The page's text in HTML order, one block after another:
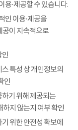
용·제공할 수 있습니다.
인 이용·제공을
공이 지속적으로
인
특성 상 개인정보의
인
기 위해 제공되는
지 않는지 여부 확인
위한 안전성 확보에